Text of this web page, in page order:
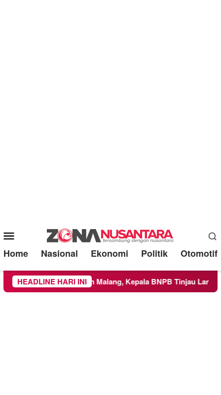
Mobile
Menu
Home Nasional Ekonomi Politik Otomotif
HEADLINE HARI INI
Malang, Kepala BNPB Tinjau Langsung Lokasi